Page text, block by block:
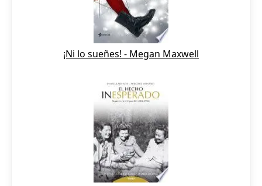
¡Ni lo sueñes! - Megan Maxwell